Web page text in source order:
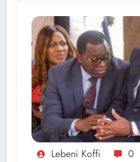
Lebeni Koffi 0